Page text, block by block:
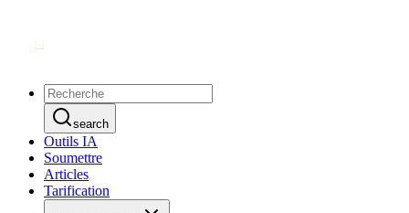
search
Outils IA
Soumettre
Articles
Tarification